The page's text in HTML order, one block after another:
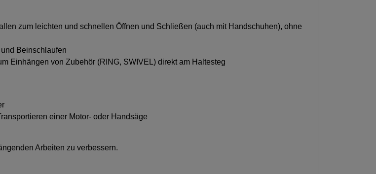
zum leichten und schnellen Öffnen und Schließen (auch mit Handschuhen), ohne
Beinschlaufen
Einhängen von Zubehör (RING, SWIVEL) direkt am Haltesteg
einer Motor- oder Handsäge
Arbeiten zu verbessern.